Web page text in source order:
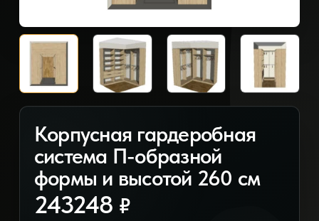
Корпусная гардеробная
система П-образной
формы и высотой 260 см
243248 ₽